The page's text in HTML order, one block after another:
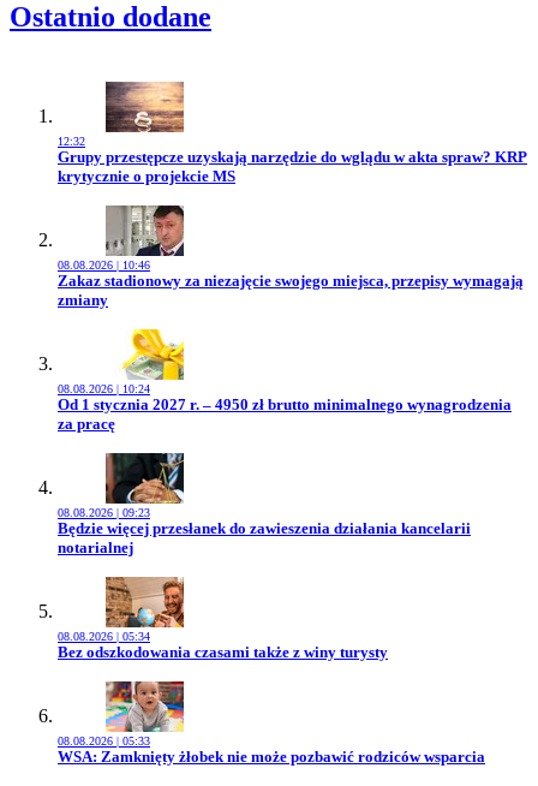
Ostatnio dodane
12:32
Przejdź do artykułu:
Grupy przestępcze uzyskają narzędzie do wglądu w akta spraw? KRP
krytycznie o projekcie MS
08.08.2026 | 10:46
Przejdź do artykułu:
Zakaz stadionowy za niezajęcie swojego miejsca, przepisy wymagają
zmiany
08.08.2026 | 10:24
Przejdź do artykułu:
Od 1 stycznia 2027 r. – 4950 zł brutto minimalnego wynagrodzenia
za pracę
08.08.2026 | 09:23
Przejdź do artykułu:
Będzie więcej przesłanek do zawieszenia działania kancelarii
notarialnej
08.08.2026 | 05:34
Przejdź do artykułu:
Bez odszkodowania czasami także z winy turysty
08.08.2026 | 05:33
Przejdź do artykułu:
WSA: Zamknięty żłobek nie może pozbawić rodziców wsparcia